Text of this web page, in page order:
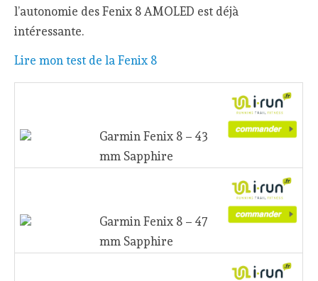
l’autonomie des Fenix 8 AMOLED est déjà
intéressante.
Lire mon test de la Fenix 8
Garmin Fenix 8 – 43 mm
Sapphire
Garmin Fenix 8 – 47 mm